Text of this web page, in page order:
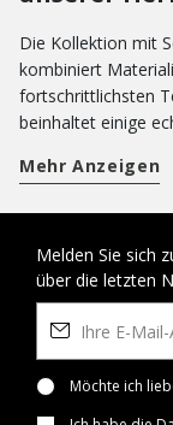
Die Kollektion mit
kombiniert
fortschrittlichsten
beinhaltet einige
atmungsaktiven
können Sie sich
Sneakers sind
können auch in
sich in den
Stiefeletten. Im
Tragekomfort
Pantoletten. Wenn
Mehr Anzeigen
Melden Sie sich
über die letzten
Möchte ich